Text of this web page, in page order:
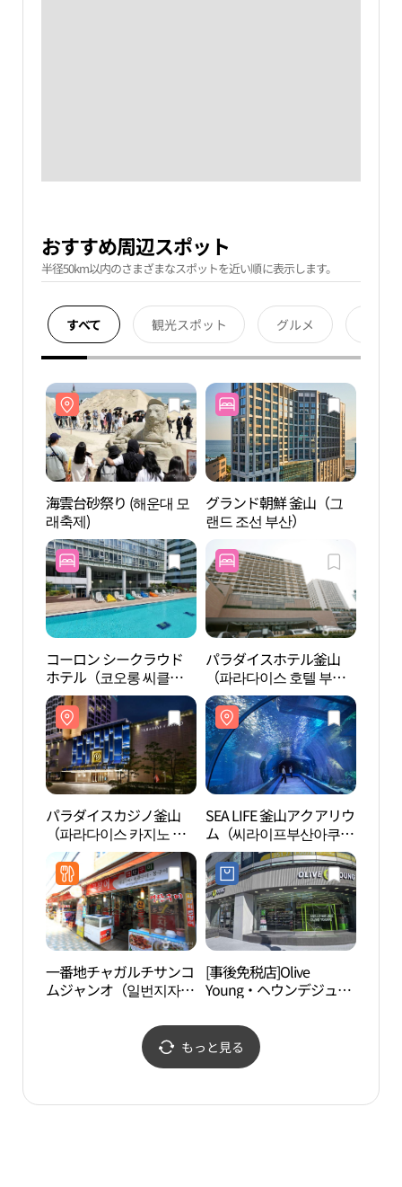
おすすめ周辺スポット
半径50km以内のさまざまなスポットを近い順に表示します。
すべて 観光スポット グルメ
海雲台砂祭り (해운대 모
래축제)
グランド朝鮮 釜山（그
랜드 조선 부산）
コーロン シークラウド
ホテル（코오롱 씨클라
우드 호텔）
パラダイスホテル釜山
（파라다이스 호텔 부
산）
パラダイスカジノ釜山
（파라다이스 카지노 부
산）
SEA LIFE 釜山アクアリウ
ム（씨라이프부산아쿠아
리움）
一番地チャガルチサンコ
ムジャンオ（일번지자갈
[事後免税店]Olive
Young・ヘウンデジュン
(올리브영 해운대중앙점)
もっと見る